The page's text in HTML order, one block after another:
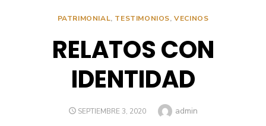
PATRIMONIAL, TESTIMONIOS,VECINOS
RELATOS CON
IDENTIDAD
PUBLICADO
SEPTIEMBRE 3, 2020 Autor
admin